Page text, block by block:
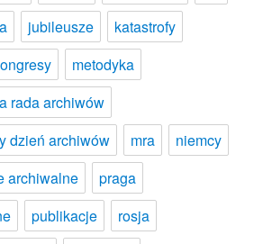
jubileusze
katastrofy
metodyka
rada archiwów
dzień archiwów
mra
niemcy
archiwalne
praga
publikacje
rosja